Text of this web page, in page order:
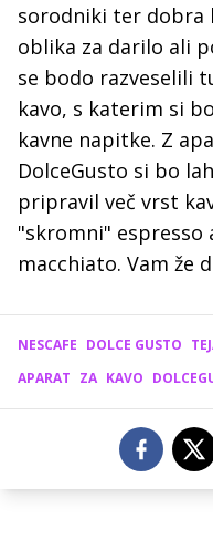
sorodniki ter dobra
oblika za darilo ali
se bodo razveselili
kavo, s katerim si
kavne napitke. Z
DolceGusto si bo
pripravil več vrst
"skromni"
macchiato. Vam že
NESCAFE DOLCE GUSTO
APARAT ZA KAVO